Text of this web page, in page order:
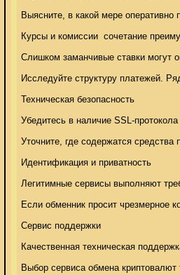
Выясните, в какой мере
Курсы и комиссии  сочетание
Слишком заманчивые ставки могут
Исследуйте структуру платежей.
Техническая безопасность
Убедитесь в наличие SSL-
Уточните, где содержатся
Идентификация и приватность
Легитимные сервисы выполняют
Если обменник просит чрезмерное
Сервис поддержки
Качественная техническая
Выбор сервиса обмена